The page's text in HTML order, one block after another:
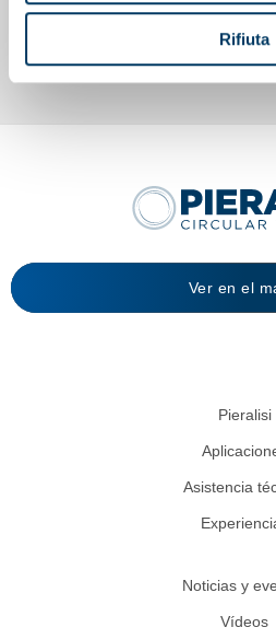
Rifiuta
EN
Ver en el
Pieralisi
Asistencia
Noticias y
Vídeos